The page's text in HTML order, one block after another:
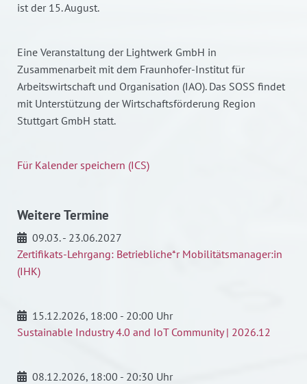
ist der 15. August.
Eine Veranstaltung der Lightwerk GmbH in
Zusammenarbeit mit dem Fraunhofer-Institut für
Arbeitswirtschaft und Organisation (IAO). Das SOSS findet
mit Unterstützung der Wirtschaftsförderung Region
Stuttgart GmbH statt.
Für Kalender speichern (ICS)
Weitere Termine
09.03. - 23.06.2027
Zertifikats-Lehrgang: Betriebliche*r Mobilitätsmanager:in
(IHK)
15.12.2026, 18:00 - 20:00 Uhr
Sustainable Industry 4.0 and IoT Community | 2026.12
08.12.2026, 18:00 - 20:30 Uhr